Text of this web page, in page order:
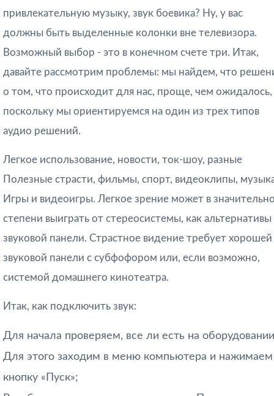
привлекательную музыку, звук боевика? Ну, у вас
должны быть выделенные колонки вне телевизора.
Возможный выбор - это в конечном счете три. Итак,
давайте рассмотрим проблемы: мы найдем, что
о том, что происходит для нас, проще, чем ожидалось,
поскольку мы ориентируемся на один из трех типов
аудио решений.
Легкое использование, новости, ток-шоу, разные
Полезные страсти, фильмы, спорт, видеоклипы,
Игры и видеоигры. Легкое зрение может в
степени выиграть от стереосистемы, как альтернативы
звуковой панели. Страстное видение требует хорошей
звуковой панели с субфофором или, если возможно,
системой домашнего кинотеатра.
Итак, как подключить звук:
Для начала проверяем, все ли есть на
Для этого заходим в меню компьютера и нажимаем
кнопку «Пуск»;